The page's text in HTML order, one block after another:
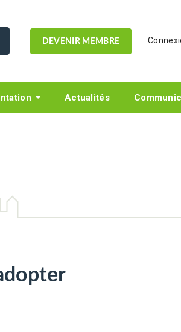
DEVENIR MEMBRE
Actualités